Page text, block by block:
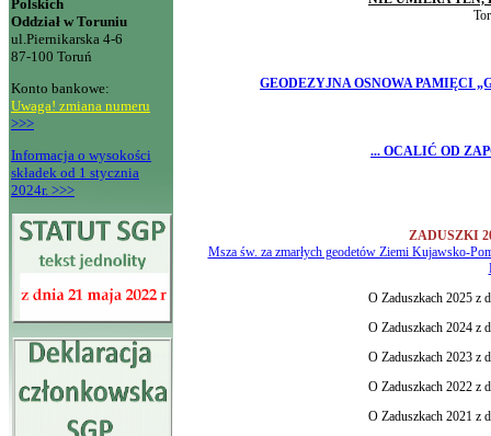
Polskich
Oddział w Toruniu
ul.Piernikarska 4-6
87-100 Toruń
Konto bankowe:
Uwaga! zmiana numeru
>>>
Informacja o wysokości
składek od 1 stycznia
2024r. >>>
GEODEZYJNA OSNOWA PAMIĘCI
... OCALIĆ OD
ZADUSZKI
Msza św. za zmarłych geodetów Ziemi Kujawsko-
O Zaduszkach 2025 z
O Zaduszkach 2024 z
O Zaduszkach 2023 z
O Zaduszkach 2022 z
O Zaduszkach 2021 z